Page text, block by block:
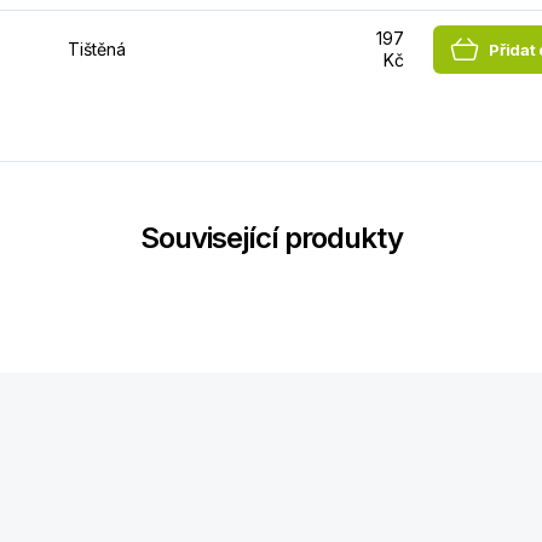
Tištěná
197
Kč
Přidat
Související produkty